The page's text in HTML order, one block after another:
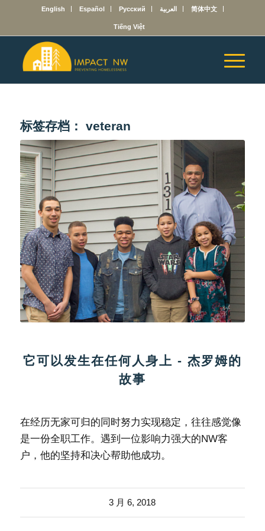
English Español Русский العربية 简体中文
Tiếng Việt
标签存档： veteran
它可以发生在任何人身上 - 杰罗姆的
故事
在经历无家可归的同时努力实现稳定，往往感觉像
是一份全职工作。遇到一位影响力强大的NW客
户，他的坚持和决心帮助他成功。
3 月 6, 2018